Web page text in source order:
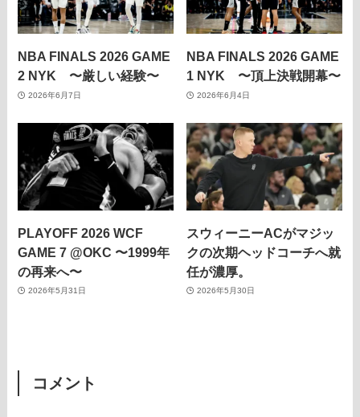
NBA FINALS 2026 GAME
2 NYK 〜厳しい経験〜
2026年6月7日
NBA FINALS 2026 GAME
1 NYK 〜頂上決戦開幕〜
2026年6月4日
PLAYOFF 2026 WCF
GAME 7 @OKC 〜1999年
の再来へ〜
2026年5月31日
スウィーニーACがマジッ
クの次期ヘッドコーチへ就
任が濃厚。
2026年5月30日
コメント